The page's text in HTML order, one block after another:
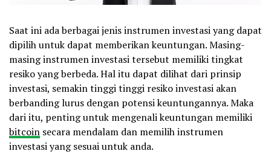
Saat ini ada berbagai jenis instrumen investasi yang dapat
dipilih untuk dapat memberikan keuntungan. Masing-
masing instrumen investasi tersebut memiliki tingkat
resiko yang berbeda. Hal itu dapat dilihat dari prinsip
investasi, semakin tinggi tinggi resiko investasi akan
berbanding lurus dengan potensi keuntungannya. Maka
dari itu, penting untuk mengenali keuntungan memiliki
bitcoin secara mendalam dan memilih instrumen
investasi yang sesuai untuk anda.